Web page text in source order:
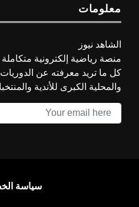
معلومات
الشاهد نيوز
منصة رياضية إلكترونية متكاملة
كل ما تريد معرفته عن الدوريات
والمحلية الكبرى للأندية
سياسة